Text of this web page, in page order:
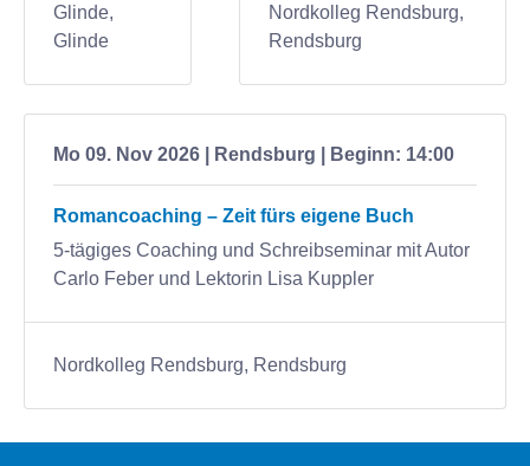
Glinde,
Glinde
Nordkolleg Rendsburg,
Rendsburg
Mo 09. Nov 2026 | Rendsburg | Beginn: 14:00
Romancoaching – Zeit fürs eigene Buch
5-tägiges Coaching und Schreibseminar mit Autor
Carlo Feber und Lektorin Lisa Kuppler
Nordkolleg Rendsburg, Rendsburg